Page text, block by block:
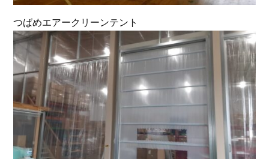
つばめエアークリーンテント